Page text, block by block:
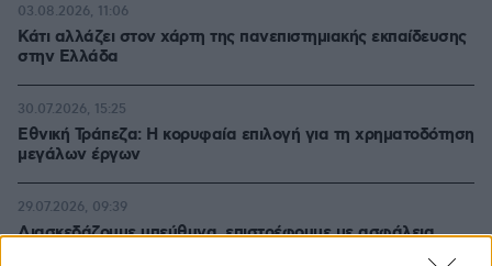
Κάτι αλλάζει στον χάρτη της πανεπιστημιακής εκπαίδευσης
στην Ελλάδα
03.08.2026, 11:06
Εθνική Τράπεζα: Η κορυφαία επιλογή για τη χρηματοδότηση
μεγάλων έργων
30.07.2026, 15:25
Διασκεδάζουμε υπεύθυνα, επιστρέφουμε με ασφάλεια
29.07.2026, 09:39